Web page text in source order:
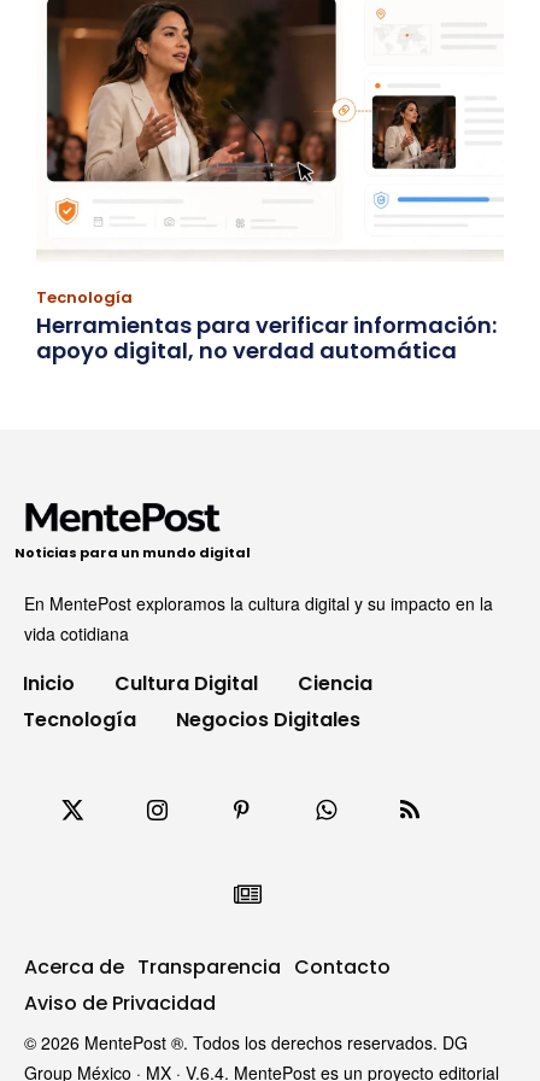
Tecnología
Herramientas para verificar información:
apoyo digital, no verdad automática
Noticias para un mundo digital
En MentePost exploramos la cultura digital y su impacto en la
vida cotidiana
Inicio Cultura Digital
Ciencia
Tecnología
Negocios Digitales
Acerca de Transparencia Contacto
Aviso de Privacidad
© 2026 MentePost ®. Todos los derechos reservados. DG
Group México · MX · V.6.4. MentePost es un proyecto editorial